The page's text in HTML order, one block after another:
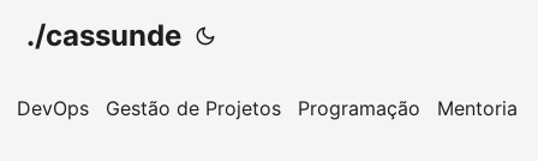
./cassunde
DevOps Gestão de Projetos Programação Mentoria